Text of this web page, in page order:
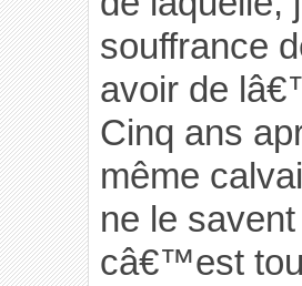
souffrance
avoir de
Cinq ans
même
ne le
câ€™est